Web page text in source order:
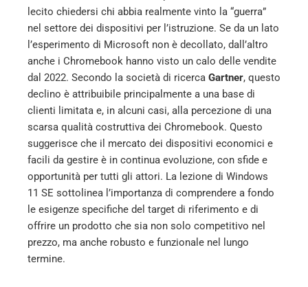
lecito chiedersi chi abbia realmente vinto la “guerra”
nel settore dei dispositivi per l’istruzione. Se da un lato
l’esperimento di Microsoft non è decollato, dall’altro
anche i Chromebook hanno visto un calo delle vendite
dal 2022. Secondo la società di ricerca Gartner, questo
declino è attribuibile principalmente a una base di
clienti limitata e, in alcuni casi, alla percezione di una
scarsa qualità costruttiva dei Chromebook. Questo
suggerisce che il mercato dei dispositivi economici e
facili da gestire è in continua evoluzione, con sfide e
opportunità per tutti gli attori. La lezione di Windows
11 SE sottolinea l’importanza di comprendere a fondo
le esigenze specifiche del target di riferimento e di
offrire un prodotto che sia non solo competitivo nel
prezzo, ma anche robusto e funzionale nel lungo
termine.